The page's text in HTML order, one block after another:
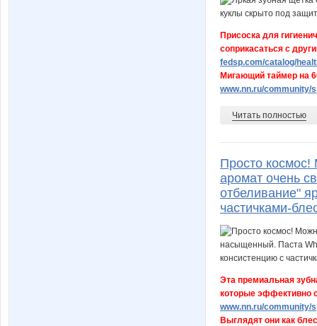
Присоска для
соприкасаться с
fedsp.com/catalog/
Мигающий таймер на
www.nn.ru/community/
Читать полностью
Просто космос!
аромат очень
отбеливание"
частичками-
Эта премиальная
которые эффективно
www.nn.ru/community/
Выглядят они как